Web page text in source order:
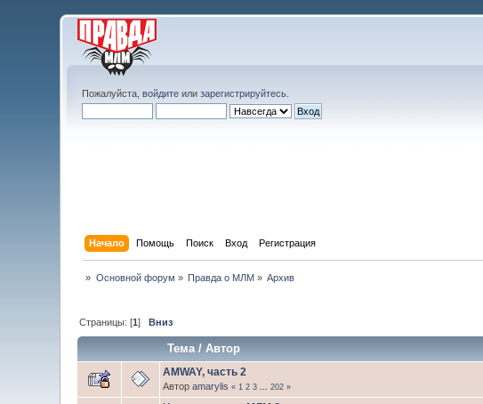
Пожалуйста,войдите илизарегистрируйтесь
Начало Помощь Поиск Вход Регистрация
» Основной форум » Правда о МЛМ » Архив
Страницы: [1]Вниз
Тема/Автор
AMWAY, часть 2
Авторamarylis « 1 2 3 ...202 »